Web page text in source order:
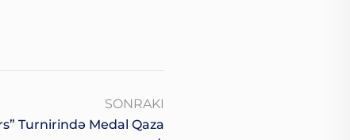
SONRAKI
Turnirində Medal Qaza